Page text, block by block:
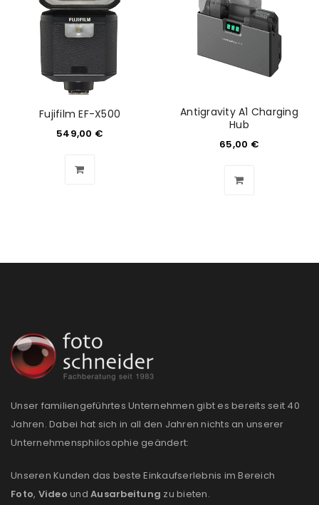
Anmeldeformular geschützt durch
ANMELDEN
PASSWORT VERGESSEN?
REGISTRIEREN
Please select all the ways you would like to hear from
us
Ich stimme zu
Ja, ich möchte ein Kundenkonto eröffnen und
Fujifilm EF-X500
549,00 €
Antigravity A1 Charging
Hub
65,00 €
Unser familiengeführtes Unternehmen gibt es bereits seit 40
Jahren. Dabei hat sich in all den Jahren nichts an unserer
Unternehmensphilosophie geändert:
Unseren Kunden das beste Einkaufserlebnis im Bereich
Foto, Video und Ausarbeitung zu bieten.